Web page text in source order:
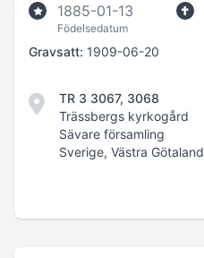
1885-01-13
Födelsedatum
Gravsatt: 1909-06-20
TR 3 3067, 3068
Trässbergs kyrkogård
Sävare församling
Sverige, Västra Götaland